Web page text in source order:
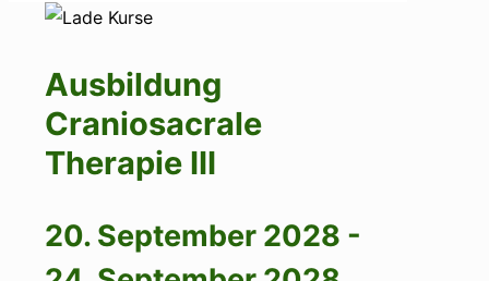
Ausbildung
Craniosacrale
Therapie III
20. September 2028 -